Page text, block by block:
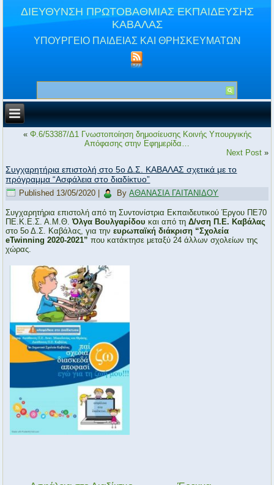
ΔΙΕΥΘΥΝΣΗ ΠΡΩΤΟΒΑΘΜΙΑΣ ΕΚΠΑΙΔΕΥΣΗΣ
ΚΑΒΑΛΑΣ
ΥΠΟΥΡΓΕΙΟ ΠΑΙΔΕΙΑΣ ΚΑΙ ΘΡΗΣΚΕΥΜΑΤΩΝ
« Φ.6/53387/Δ1 Γνωστοποίηση δημοσίευσης Κοινής Υπουργικής
Απόφασης στην Εφημερίδα…
Next Post»
Συγχαρητήρια επιστολή στο 5ο Δ.Σ. ΚΑΒΑΛΑΣ σχετικά με το
πρόγραμμα “Ασφάλεια στο διαδίκτυο”
Published 13/05/2020 By ΑΘΑΝΑΣΙΑ ΓΑΙΤΑΝΙΔΟΥ
Συγχαρητήρια επιστολή από τη Συντονίστρια Εκπαιδευτικού Έργου ΠΕ70
ΠΕ.Κ.Ε.Σ. Α.Μ.Θ.Όλγα Βουλγαρίδου και από τηΔ/νση Π.Ε. Καβάλας
στο 5ο Δ.Σ. Καβάλας, για τηνευρωπαϊκή διάκριση “Σχολεία
eTwinning 2020-2021” που κατάκτησε μεταξύ 24 άλλων σχολείων της
χώρας.